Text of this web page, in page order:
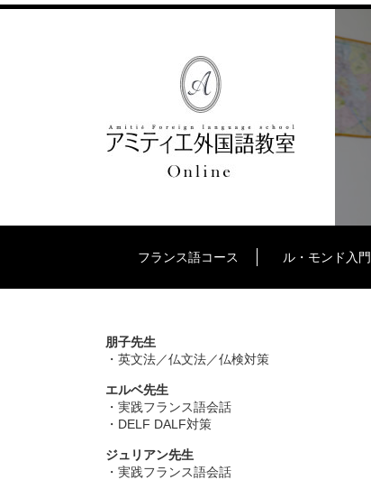
フランス語コース ル・モンド入門
朋子先生
・英文法／仏文法／仏検対策
エルベ先生
・実践フランス語会話
・DELF DALF対策
ジュリアン先生
・実践フランス語会話